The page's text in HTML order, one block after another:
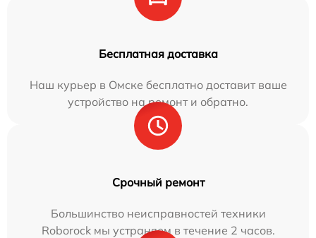
Бесплатная доставка
Наш курьер в Омске бесплатно доставит ваше
устройство на ремонт и обратно.
Срочный ремонт
Большинство неисправностей техники
Roborock мы устраняем в течение 2 часов.